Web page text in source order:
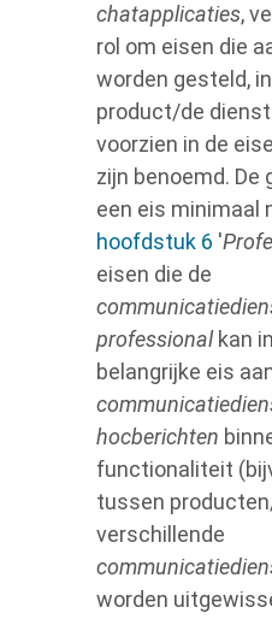
chatapplicaties,
rol om eisen die
worden gesteld,
product/de
voorzien in de
zijn benoemd. De
een eis minimaal
hoofdstuk 6 '
eisen die de
professionalkan
belangrijke eis
hocberichten
functionaliteit
tussen
verschillende
worden